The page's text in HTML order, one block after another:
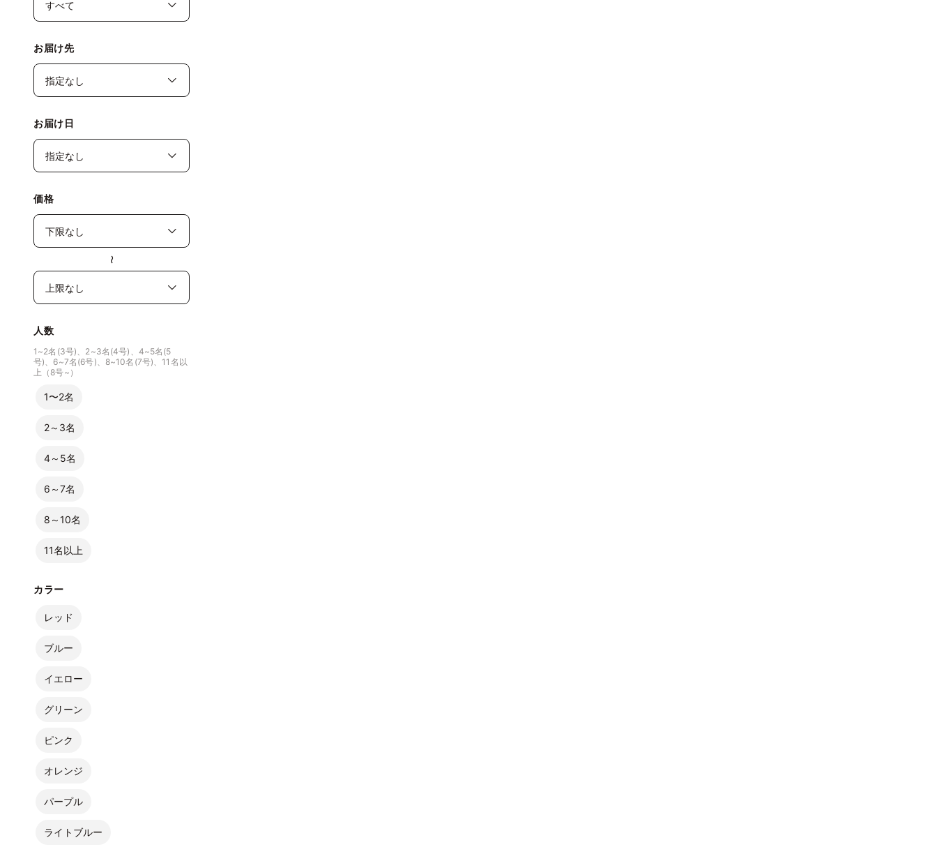
お届け先
お届け日
価格
〜
人数
1~2名(3号)、2~3名(4号)、4~5名(5
号)、6~7名(6号)、8~10名(7号)、11名以
上（8号~）
1〜2名
2～3名
4～5名
6～7名
8～10名
11名以上
カラー
レッド
ブルー
イエロー
グリーン
ピンク
オレンジ
パープル
ライトブルー